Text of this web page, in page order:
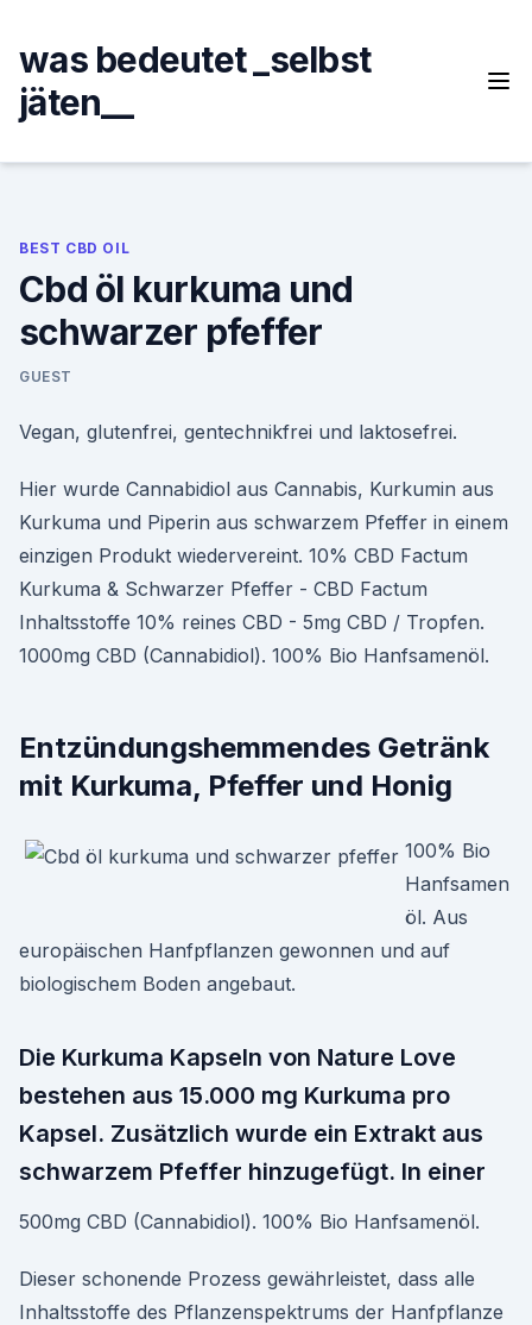
content
was bedeutet _selbst
jäten__
BEST CBD OIL
Cbd öl kurkuma und
schwarzer pfeffer
GUEST
Vegan, glutenfrei, gentechnikfrei und laktosefrei.
Hier wurde Cannabidiol aus Cannabis, Kurkumin aus
Kurkuma und Piperin aus schwarzem Pfeffer in einem
einzigen Produkt wiedervereint. 10% CBD Factum
Kurkuma & Schwarzer Pfeffer - CBD Factum
Inhaltsstoffe 10% reines CBD - 5mg CBD / Tropfen.
1000mg CBD (Cannabidiol). 100% Bio Hanfsamenöl.
Entzündungshemmendes Getränk
mit Kurkuma, Pfeffer und Honig
100% Bio
Hanfsamen
öl. Aus
europäischen Hanfpflanzen gewonnen und auf
biologischem Boden angebaut.
Die Kurkuma Kapseln von Nature Love
bestehen aus 15.000 mg Kurkuma pro
Kapsel. Zusätzlich wurde ein Extrakt aus
schwarzem Pfeffer hinzugefügt. In einer
500mg CBD (Cannabidiol). 100% Bio Hanfsamenöl.
Dieser schonende Prozess gewährleistet, dass alle
Inhaltsstoffe des Pflanzenspektrums der Hanfpflanze